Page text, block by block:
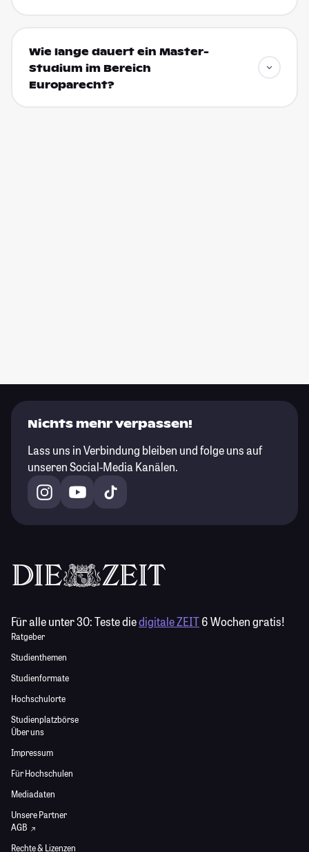
Wie lange dauert ein Master-
Studium im Bereich
Europarecht?
Nichts mehr verpassen!
Lass uns in Verbindung bleiben und folge uns auf
unseren Social-Media Kanälen.
Für alle unter 30:Teste diedigitale ZEIT6 Wochen gratis!
Ratgeber
Studienthemen
Studienformate
Hochschulorte
Studienplatzbörse
Über uns
Impressum
Für Hochschulen
Mediadaten
Unsere Partner
AGB
Rechte & Lizenzen